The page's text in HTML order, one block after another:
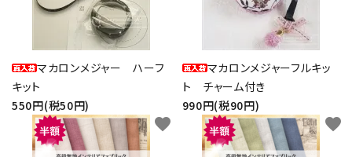
マカロンメジャー ハーフ
キット
550円(税50円)
マカロンメジャーフルキッ
ト チャーム付き
990円(税90円)
favorite favorite